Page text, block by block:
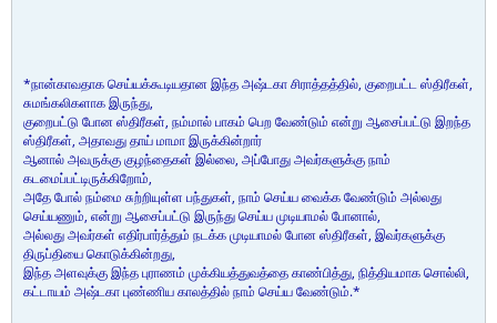
*நான்காவதாக செய்யக்கூடியதான இந்த அஷ்டகா சிராத்தத்தில், குறைபட்ட ஸ்திரீகள்,
சுமங்கலிகளாக இருந்து,
குறைபட்டு போன ஸ்திரீகள், நம்மால் பாகம் பெற வேண்டும் என்று ஆசைப்பட்டு இறந்த
ஸ்திரீகள், அதாவது தாய் மாமா இருக்கின்றார்
ஆனால் அவருக்கு குழந்தைகள் இல்லை, அப்போது அவர்களுக்கு நாம்
கடமைப்பட்டிருக்கிறோம்,
அதே போல் நம்மை சுற்றியுள்ள பந்துகள், நாம் செய்ய வைக்க வேண்டும் அல்லது
செய்யணும், என்று ஆசைப்பட்டு இருந்து செய்ய முடியாமல் போனால்,
அல்லது அவர்கள் எதிர்பார்த்தும் நடக்க முடியாமல் போன ஸ்திரீகள், இவர்களுக்கு
திருப்தியை கொடுக்கின்றது,
இந்த அளவுக்கு இந்த புராணம் முக்கியத்துவத்தை காண்பித்து, நித்தியமாக சொல்லி,
கட்டாயம் அஷ்டகா புண்ணிய காலத்தில் நாம் செய்ய வேண்டும்.*